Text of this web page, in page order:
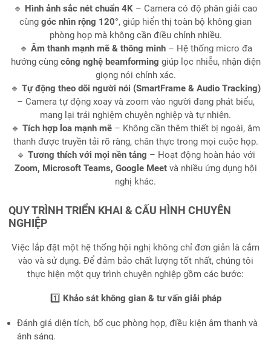
🔹 Hình ảnh sắc nét chuẩn 4K – Camera có độ phân giải cao
cùng góc nhìn rộng 120°, giúp hiển thị toàn bộ không gian
phòng họp mà không cần điều chỉnh nhiều.
🔹 Âm thanh mạnh mẽ & thông minh– Hệ thống micro đa
hướng cùng công nghệ beamforming giúp lọc nhiễu, nhận diện
giọng nói chính xác.
🔹 Tự động theo dõi người nói (SmartFrame & Audio Tracking)
– Camera tự động xoay và zoom vào người đang phát biểu,
mang lại trải nghiệm chuyên nghiệp và tự nhiên.
🔹 Tích hợp loa mạnh mẽ – Không cần thêm thiết bị ngoài, âm
thanh được truyền tải rõ ràng, chân thực trong mọi cuộc họp.
🔹 Tương thích với mọi nền tảng – Hoạt động hoàn hảo với
Zoom, Microsoft Teams, Google Meetvà nhiều ứng dụng hội
nghị khác.
QUY TRÌNH TRIỂN KHAI & CẤU HÌNH CHUYÊN
NGHIỆP
Việc lắp đặt một hệ thống hội nghị không chỉ đơn giản là cắm
vào và sử dụng. Để đảm bảo chất lượng tốt nhất, chúng tôi
thực hiện một quy trình chuyên nghiệp gồm các bước:
1️⃣ Khảo sát không gian & tư vấn giải pháp
Đánh giá diện tích, bố cục phòng họp, điều kiện âm thanh và
ánh sáng.